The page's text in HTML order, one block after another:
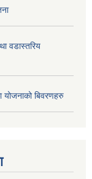
वडास्तरिय
बिवरणहरु